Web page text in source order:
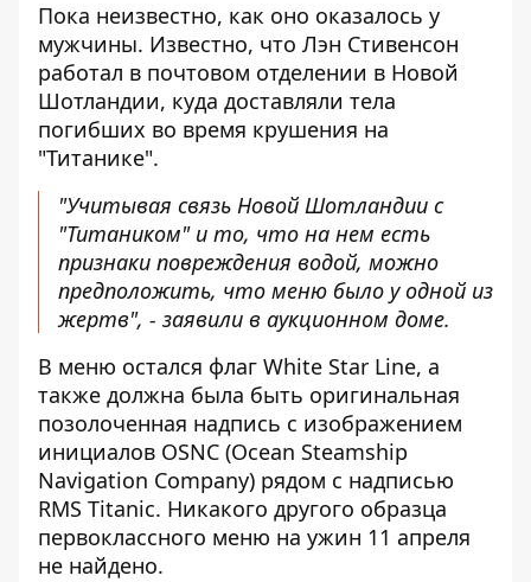
Пока неизвестно, как оно оказалось у
мужчины. Известно, что Лэн Стивенсон
работал в почтовом отделении в Новой
Шотландии, куда доставляли тела
погибших во время крушения на
"Титанике".
"Учитывая связь Новой Шотландии с
"Титаником" и то, что на нем есть
признаки повреждения водой, можно
предположить, что меню было у одной из
жертв", - заявили в аукционном доме.
В меню остался флаг White Star Line, а
также должна была быть оригинальная
позолоченная надпись с изображением
инициалов OSNC (Ocean Steamship
Navigation Company) рядом с надписью
RMS Titanic. Никакого другого образца
первоклассного меню на ужин 11 апреля
не найдено.